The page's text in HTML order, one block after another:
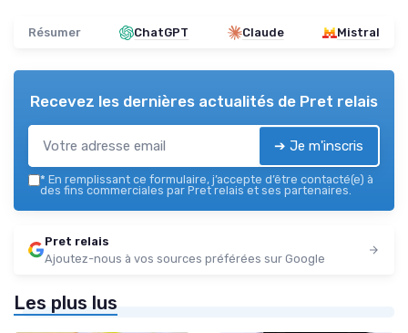
Résumer ChatGPT Claude Mistral
Recevez les dernières actualités de Pret relais
➔ Je m'inscris
* En remplissant ce formulaire, j’accepte d’être contacté(e) à
des fins commerciales par Pret relais et ses partenaires.
Pret relais
Ajoutez-nous à vos sources préférées sur Google
Les plus lus